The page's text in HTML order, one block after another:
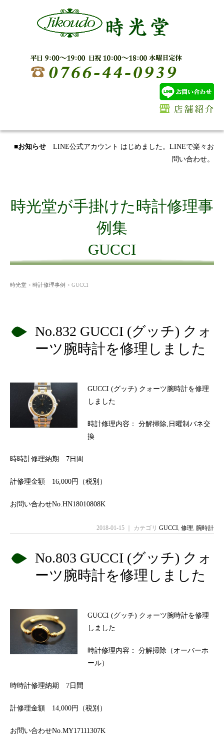
■お知らせ LINE公式アカウント はじめました。LINEで楽々お
問い合わせ。
時光堂が手掛けた時計修理事
例集
GUCCI
時光堂 > 時計修理事例 > GUCCI
No.832 GUCCI (グッチ) クォ
ーツ腕時計を修理しました
GUCCI (グッチ) クォーツ腕時計を修理
しました
時計修理内容： 分解掃除,日曜制バネ交
換
時時計修理納期 7日間
計修理金額 16,000円（税別）
お問い合わせNo.HN18010808K
2018-01-15 ｜ カテゴリ GUCCI, 修理, 腕時計
No.803 GUCCI (グッチ) クォ
ーツ腕時計を修理しました
GUCCI (グッチ) クォーツ腕時計を修理
しました
時計修理内容： 分解掃除（オーバーホ
ール）
時時計修理納期 7日間
計修理金額 14,000円（税別）
お問い合わせNo.MY17111307K